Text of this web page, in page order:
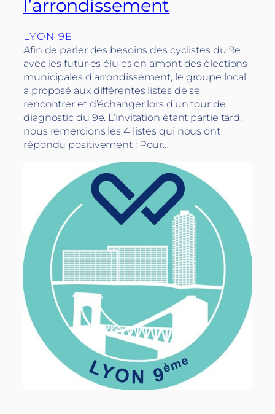
l’arrondissement
LYON 9E
Afin de parler des besoins des cyclistes du 9e
avec les futur·es élu·es en amont des élections
municipales d’arrondissement, le groupe local
a proposé aux différentes listes de se
rencontrer et d’échanger lors d’un tour de
diagnostic du 9e. L’invitation étant partie tard,
nous remercions les 4 listes qui nous ont
répondu positivement : Pour…